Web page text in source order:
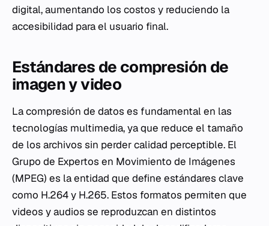
digital, aumentando los costos y reduciendo la
accesibilidad para el usuario final.
Estándares de compresión de
imagen y video
La compresión de datos es fundamental en las
tecnologías multimedia, ya que reduce el tamaño
de los archivos sin perder calidad perceptible. El
Grupo de Expertos en Movimiento de Imágenes
(MPEG) es la entidad que define estándares clave
como H.264 y H.265. Estos formatos permiten que
videos y audios se reproduzcan en distintos